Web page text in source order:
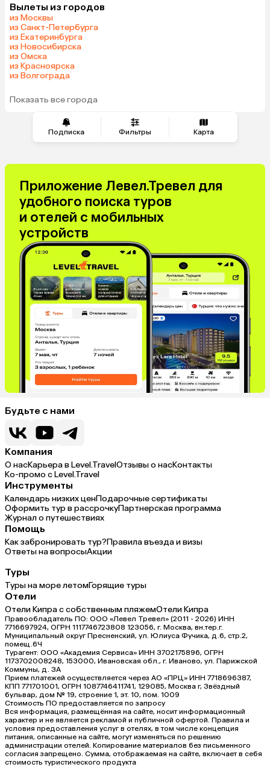
Подписка Фильтры Карта
Саудовская Аравия
Вылеты из городов
из Москвы
из Санкт-Петербурга
из Екатеринбурга
из Новосибирска
из Омска
из Красноярска
из Волгограда
Показать все города
Приложение Левел.Тревел для
удобного поиска туров
и отелей с мобильных
устройств
Будьте с нами
Компания
О насКарьера в Level.TravelОтзывы о насКонтакты
Ко-промо с Level.Travel
Инструменты
Календарь низких ценПодарочные сертификаты
Оформить тур в рассрочкуПартнерская программа
Журнал о путешествиях
Помощь
Как забронировать тур?Правила въезда и визы
Ответы на вопросыАкции
Туры
Туры на море летомГорящие туры
Отели
Отели Кипра с собственным пляжемОтели Кипра
Правообладатель ПО: ООО «Левел Тревел» (2011 - 2026) ИНН
7716697924, ОГРН 1117746723808 123056, г. Москва, вн.тер.г.
Муниципальный округ Пресненский, ул. Юлиуса Фучика, д.6, стр.2,
помещ.6Ч
Турагент: ООО «Академия Сервиса» ИНН 3702175896, ОГРН
1173702008248, 153000, Ивановская обл., г. Иваново, ул. Парижской
Коммуны, д. ЗА
Прием платежей осуществляется через АО «ПРЦ» ИНН 7718696387,
КПП 771701001, ОГРН 1087746411741, 129085, Москва г, Звёздный
бульвар, дом № 19, строение 1, эт. 10, пом. 1009
Стоимость ПО предоставляется по запросу
Вся информация, размещённая на сайте, носит информационный
характер и не является рекламой и публичной офертой. Правила и
условия предоставления услуг в отелях, в том числе концепция
питания, описанные на сайте, могут изменяться по решению
администрации отелей. Копирование материалов без письменного
согласия запрещено. Сумма, отображаемая на сайте, включает в себя
стоимость туристического продукта